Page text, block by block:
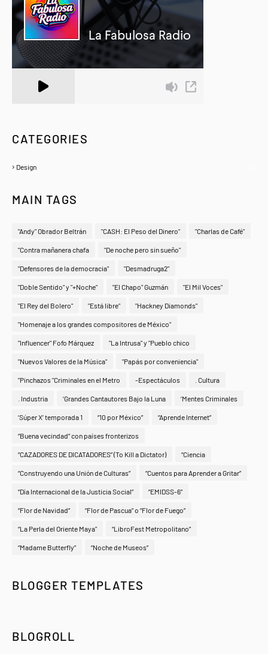
CATEGORIES
Design
MAIN TAGS
"Andy" Obrador Beltrán "CASH: El Peso del Dinero" "Charlas de Café"
"Contra mañanera chafa "De noche pero sin sueño"
"Defensores de la democracia" "Desmadruga2"
"Doble Sentido" y "+Noche" "El Chapo" Guzmán "El Mil Voces"
"El Rey del Bolero" "Está libre" "Hackney Diamonds"
"Homenaje a los grandes compositores de México"
"Influencer" Fofo Márquez "La Intrusa" y "Pueblo chico
"Nuevos Valores de la Música" "Papás por conveniencia"
"Pinchazos "Criminales en el Metro -Espectáculos . Cultura
. Industria ‘Grandes Cantautores Bajo la Luna ‘Mentes Criminales
‘Súper X’ temporada 1 “10 por México” “Aprende Internet”
“Buena vecindad” con países fronterizos
“CAZADORES DE DICATADORES” (To Kill a Dictator) “Ciencia
“Construyendo una Unión de Culturas” “Cuentos para Aprender a Gritar”
“Día Internacional de la Justicia Social” “EMIDSS-6”
“Flor de Navidad” “Flor de Pascua” o “Flor de Fuego”
“La Perla del Oriente Maya" “LibroFest Metropolitano”
“Madame Butterfly” “Noche de Museos”
BLOGGER TEMPLATES
BLOGROLL